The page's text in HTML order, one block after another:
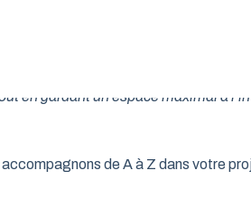
en gardant un espace maximal à
de A à Z dans votre